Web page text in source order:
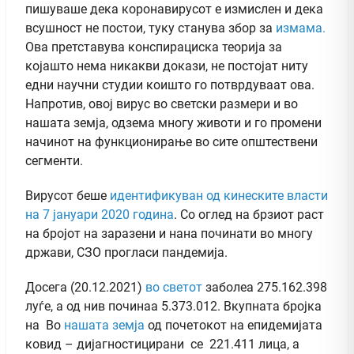
пишуваше дека коронавирусот е измислен и дека
всушност не постои, туку станува збор за измама.
Ова претставува конспирациска теорија за
којашто нема никакви докази, не постојат ниту
едни научни студии коишто го потврдуваат ова.
Напротив, овој вирус во светски размери и во
нашата земја, одзема многу животи и го промени
начинот на функционирање во сите општествени
сегменти.
Вирусот беше идентификуван од кинеските власти
на 7 јануари 2020 година. Со оглед на брзиот раст
на бројот на заразени и нана починати во многу
држави, СЗО прогласи пандемија.
Досега (20.12.2021) во светот заболеа 275.162.398
луѓе, а од нив починаа 5.373.012. Вкупната бројка
на Во нашата земја од почетокот на епидемијата
ковид – дијагностицирани се 221.411 лица, а